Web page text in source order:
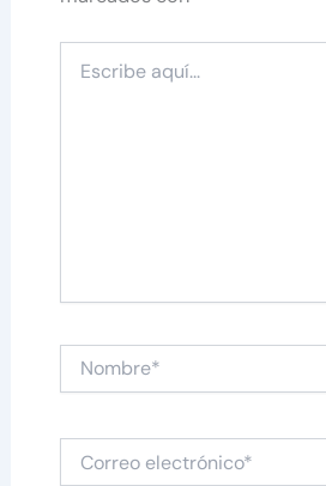
aquí...
Nombre*
electrónico*